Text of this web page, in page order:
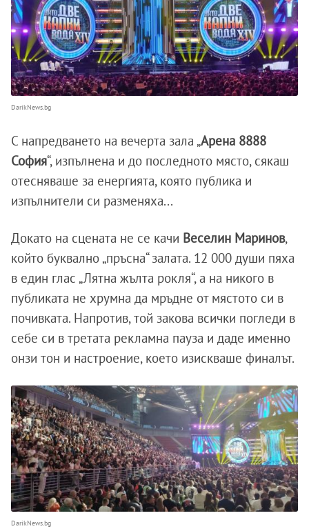
DarikNews.bg
С напредването на вечерта зала „Арена 8888
София“, изпълнена и до последното място, сякаш
отесняваше за енергията, която публика и
изпълнители си разменяха...
Докато на сцената не се качи Веселин Маринов,
който буквално „пръсна“ залата. 12 000 души пяха
в един глас „Лятна жълта рокля“, а на никого в
публиката не хрумна да мръдне от мястото си в
почивката. Напротив, той закова всички погледи в
себе си в третата рекламна пауза и даде именно
онзи тон и настроение, което изискваше финалът.
DarikNews.bg